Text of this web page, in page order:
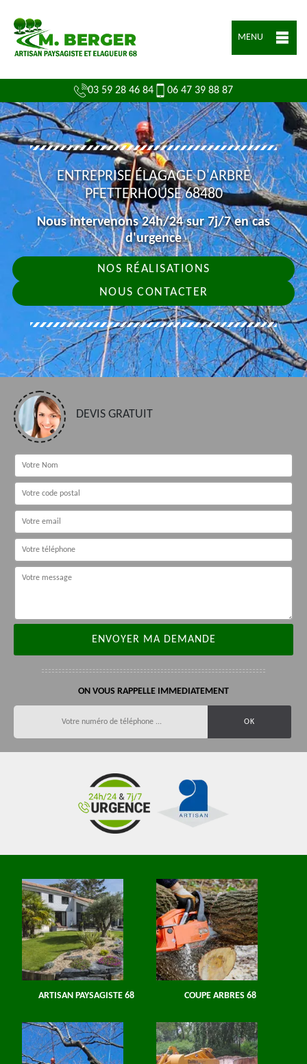
MENU
03 59 28 46 84 06 47 39 88 87
ENTREPRISE ÉLAGAGE D'ARBRE
PFETTERHOUSE 68480
Nous intervenons 24h/24 sur 7j/7 en cas
d'urgence
NOS RÉALISATIONS
NOUS CONTACTER
DEVIS GRATUIT
ON VOUS RAPPELLE IMMEDIATEMENT
ARTISAN PAYSAGISTE 68 COUPE ARBRES 68